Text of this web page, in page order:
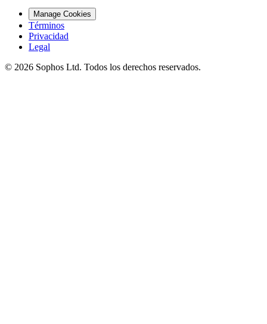
Manage Cookies
Términos
Privacidad
Legal
© 2026 Sophos Ltd. Todos los derechos reservados.